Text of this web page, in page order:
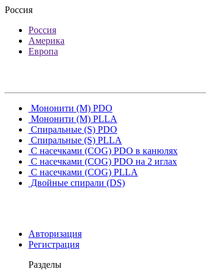
Россия
Россия
Америка
Европа
Мононити (M) PDO
Мононити (M) PLLA
Спиральные (S) PDO
Спиральные (S) PLLA
С насечками (COG) PDO в канюлях
С насечками (COG) PDO на 2 иглах
С насечками (COG) PLLA
Двойные спирали (DS)
Авторизация
Регистрация
Разделы